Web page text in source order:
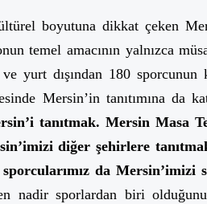
boyutuna dikkat çeken
temel amacının yalnızca
yurt dışından 180 sporcunun
Mersin’in tanıtımına da
tanıtmak. Mersin Masa
diğer şehirlere
da Mersin’imizi
nadir sporlardan biri